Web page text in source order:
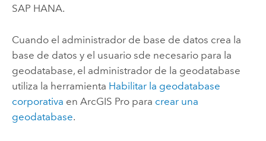
SAP HANA.
Cuando el administrador de base de datos crea la
base de datos y el usuario sde necesario para la
geodatabase, el administrador de la geodatabase
utiliza la herramienta Habilitar la geodatabase
corporativa en ArcGIS Propara crear una
geodatabase.